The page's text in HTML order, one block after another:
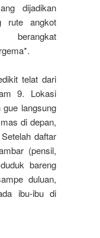
dijadikan
rute angkot
telat dari
9. Lokasi
langsung
di depan,
daftar
(pensil,
bareng
duluan,
ibu-ibu di